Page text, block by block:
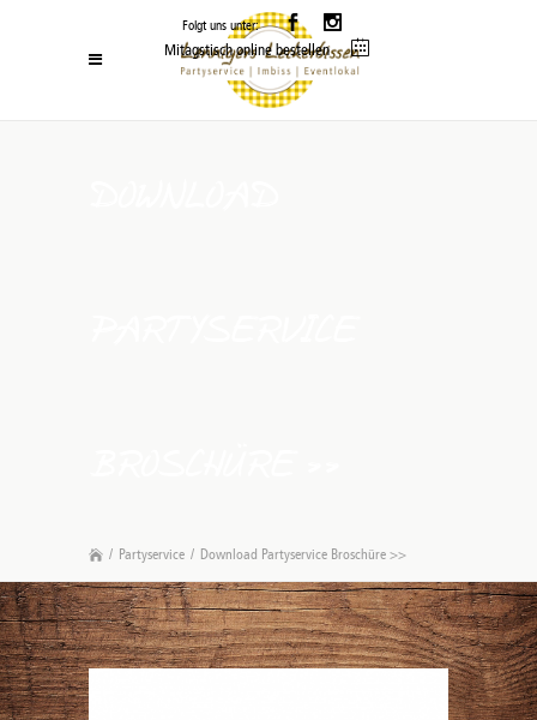
Folgt uns unter:
Mitagstisch online bestellen
/ Partyservice / Download Partyservice Broschüre >>